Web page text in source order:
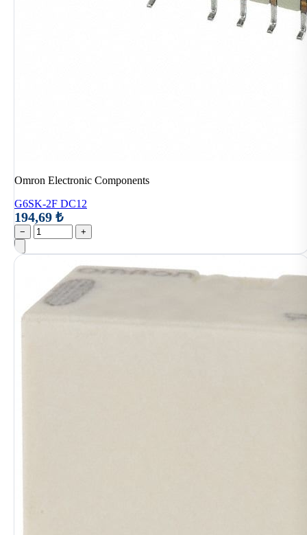
Omron Electronic Components
G6SK-2F DC12
194,69 ₺
− +